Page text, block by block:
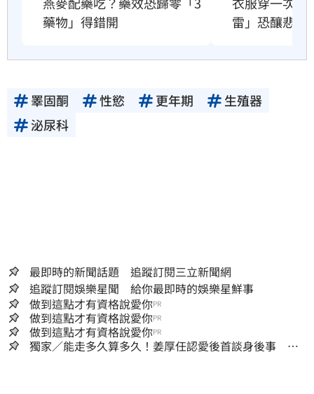
藥物」得錯開
雷」恐釀悲劇
睪固酮 性慾 更年期
生殖器
泌尿科
最即時的新聞話題 追蹤訂閱三立新聞網
追蹤訂閱娛樂星聞 給你最即時的娛樂星鮮事
做到這點才有資格說愛你PR
做到這點才有資格說愛你PR
做到這點才有資格說愛你PR
獨家／能走多久算多久！姜厚任認愛後首談身後事